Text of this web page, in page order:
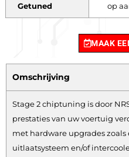
Getuned op
MAAK
Omschrijving
Stage 2 chiptuning is door
prestaties van uw voertuig
met hardware upgrades
uitlaatsysteem en/of